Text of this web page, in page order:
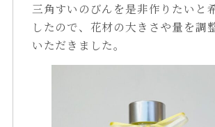
三角すいのびんを是非作りたいと
したので、花材の大きさや量を調
いただきました。